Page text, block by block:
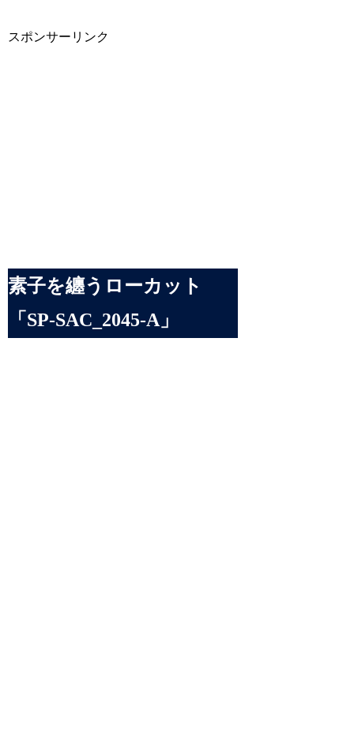
スポンサーリンク
素子を纏うローカット
「SP-SAC_2045-A」